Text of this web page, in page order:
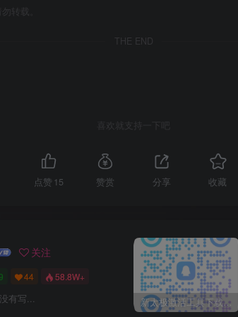
转载。
THE END
喜欢就支持一下吧
点赞 15 赞赏 分享 收藏
关注
44 58.8W+
有写... 新太极激活工具下载/教程/充值/开户(QQ交流群号749113977)